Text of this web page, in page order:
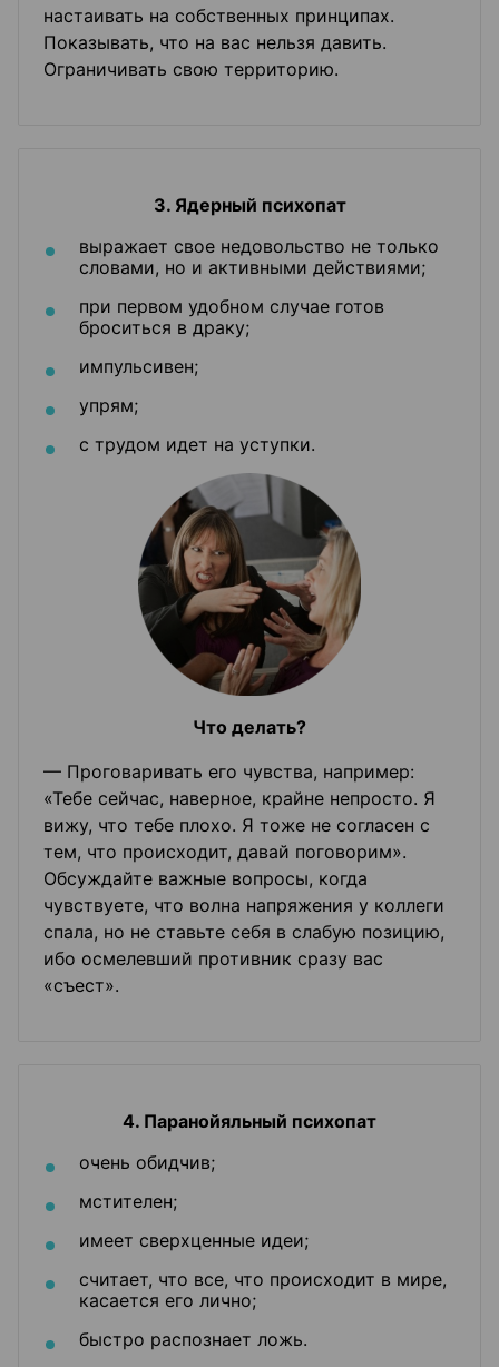
настаивать на собственных принципах.
Показывать, что на вас нельзя давить.
Ограничивать свою территорию.
3. Ядерный психопат
выражает свое недовольство не только
словами, но и активными действиями;
при первом удобном случае готов
броситься в драку;
импульсивен;
упрям;
с трудом идет на уступки.
Что делать?
— Проговаривать его чувства, например:
«Тебе сейчас, наверное, крайне непросто. Я
вижу, что тебе плохо. Я тоже не согласен с
тем, что происходит, давай поговорим».
Обсуждайте важные вопросы, когда
чувствуете, что волна напряжения у коллеги
спала, но не ставьте себя в слабую позицию,
ибо осмелевший противник сразу вас
«съест».
4. Паранойяльный психопат
очень обидчив;
мстителен;
имеет сверхценные идеи;
считает, что все, что происходит в мире,
касается его лично;
быстро распознает ложь.